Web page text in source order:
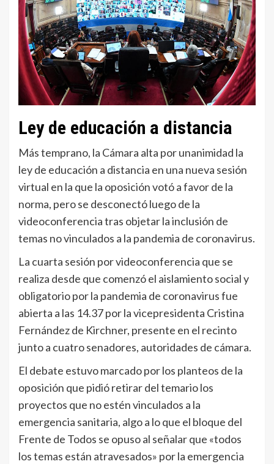
Ley de educación a distancia
Más temprano, la Cámara alta por unanimidad la
ley de educación a distancia en una nueva sesión
virtual en la que la oposición votó a favor de la
norma, pero se desconectó luego de la
videoconferencia tras objetar la inclusión de
temas no vinculados a la pandemia de coronavirus.
La cuarta sesión por videoconferencia que se
realiza desde que comenzó el aislamiento social y
obligatorio por la pandemia de coronavirus fue
abierta a las 14.37 por la vicepresidenta Cristina
Fernández de Kirchner, presente en el recinto
junto a cuatro senadores, autoridades de cámara.
El debate estuvo marcado por los planteos de la
oposición que pidió retirar del temario los
proyectos que no estén vinculados a la
emergencia sanitaria, algo a lo que el bloque del
Frente de Todos se opuso al señalar que «todos
los temas están atravesados» por la emergencia